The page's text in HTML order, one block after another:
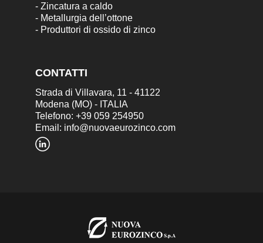
- Zincatura a caldo
- Metallurgia dell’ottone
- Produttori di ossido di zinco
CONTATTI
Strada di Villavara, 11 - 41122
Modena (MO) - ITALIA
Telefono: +39 059 254950
Email: info@nuovaeurozinco.com